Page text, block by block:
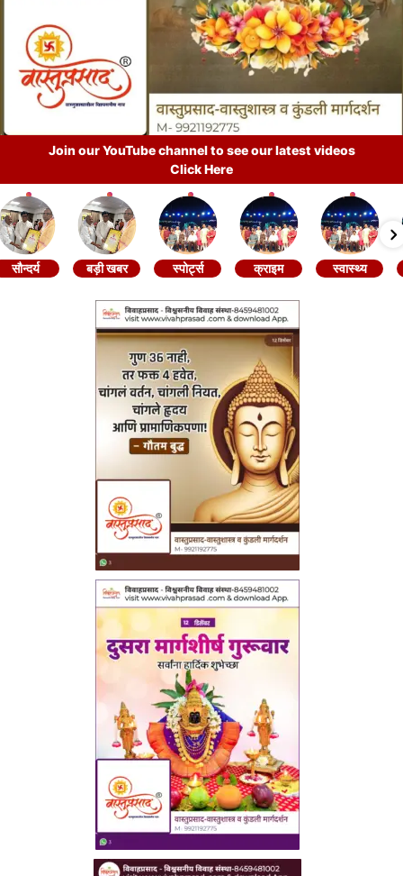
Join our YouTube channel to see our latest videos
Click Here
सौन्दर्य बड़ी खबर स्पोर्ट्स क्राइम स्वास्थ्य